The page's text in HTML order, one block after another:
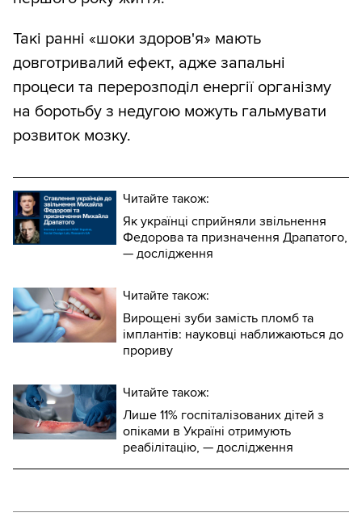
Такі ранні «шоки здоров'я» мають
довготривалий ефект, адже запальні
процеси та перерозподіл енергії організму
на боротьбу з недугою можуть гальмувати
розвиток мозку.
Читайте також:
Як українці сприйняли звільнення
Федорова та призначення Драпатого,
— дослідження
Читайте також:
Вирощені зуби замість пломб та
імплантів: науковці наближаються до
прориву
Читайте також:
Лише 11% госпіталізованих дітей з
опіками в Україні отримують
реабілітацію, — дослідження